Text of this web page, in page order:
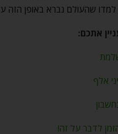
למדו שהעולם נברא באופן
אתכם:
אלף
לדבר על זה!